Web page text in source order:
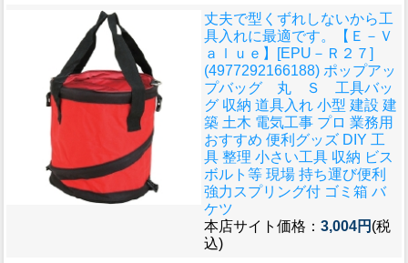
丈夫で型くずれしないから工
具入れに最適です。
【Ｅ－Ｖ
ａｌｕｅ】[EPU－Ｒ２７]
(4977292166188) ポップアッ
プバッグ 丸 Ｓ 工具バッ
グ 収納 道具入れ 小型 建設 建
築 土木 電気工事 プロ 業務用
おすすめ 便利グッズ DIY 工
具 整理 小さい工具 収納 ビス
ボルト等 現場 持ち運び便利
強力スプリング付 ゴミ箱 バ
ケツ
本店サイト価格： 3,004円 (税
込)